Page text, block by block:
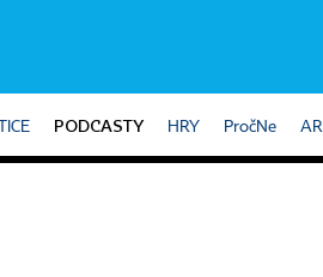
PODCASTY HRY PročNe